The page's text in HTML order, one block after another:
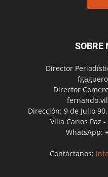
SOBRE
Director
Director
Dirección: 9 de Julio
Villa Carlos Paz
WhatsApp:
Contáctanos: